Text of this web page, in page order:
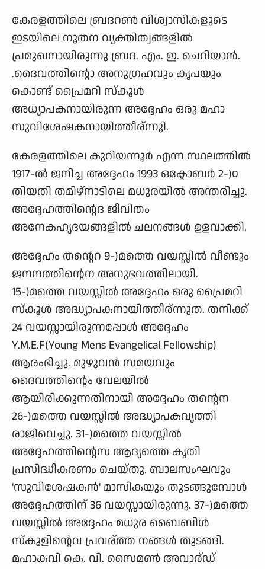
കേരളത്തിലെ ബ്രദറണ്‍ വിശ്വാസികളുടെ
ഇടയിലെ നൂതന വ്യക്തിത്വങ്ങളില്‍
പ്രമുഖനായിരുന്നു ബ്രദ. എം. ഇ. ചെറിയാന്‍.
.ദൈവത്തിന്റൊ അനുഗ്രഹവും കൃപയും
കൊണ്ട് പ്രൈമറി സ്കൂള്‍
അധ്യാപകനായിരുന്ന അദ്ദേഹം ഒരു മഹാ
സുവിശേഷകനായിത്തീര്ന്നുി.
കേരളത്തിലെ കുറിയന്നൂര്‍ എന്ന സ്ഥലത്തില്‍
1917-ല്‍ ജനിച്ച അദ്ദേഹം 1993 ഒക്ടോബര്‍ 2-)൦
തിയതി തമിഴ്നാടിലെ മധുരയില്‍ അന്തരിച്ചു.
അദ്ദേഹത്തിന്റെദ ജീവിതം
അനേകഹൃദയങ്ങളില്‍ ചലനങ്ങള്‍ ഉളവാക്കി.
അദ്ദേഹം തന്റെറ 9-)മത്തെ വയസ്സില്‍ വീണ്ടും
ജനനത്തിന്റെന അനുഭവത്തിലായി.
15-)മത്തെ വയസ്സില്‍ അദ്ദേഹം ഒരു പ്രൈമറി
സ്കൂള്‍ അദ്ധ്യാപകനായിത്തീര്ന്നുത. തനിക്ക്
24 വയസ്സായിരുന്നപ്പോള്‍ അദ്ദേഹം
Y.M.E.F(Young Mens Evangelical Fellowship)
ആരംഭിച്ചു. മുഴുവന്‍ സമയവും
ദൈവത്തിന്റെം വേലയില്‍
ആയിരിക്കുന്നതിനായി അദ്ദേഹം തന്റെന
26-)മത്തെ വയസ്സില്‍ അദ്ധ്യാപകവൃത്തി
രാജിവെച്ചു. 31-)മത്തെ വയസ്സില്‍
അദ്ദേഹത്തിന്റെസ ആദ്യത്തെ കൃതി
പ്രസിദ്ധീകരണം ചെയ്തു. ബാലസംഘവും
'സുവിശേഷകന്‍' മാസികയും തുടങ്ങുമ്പോള്‍
അദ്ദേഹത്തിന് 36 വയസ്സായിരുന്നു. 37-)മത്തെ
വയസ്സില്‍ അദ്ദേഹം മധുര ബൈബിള്‍
സ്കൂളിന്റെവ പ്രവര്ത്ത നങ്ങള്‍ തുടങ്ങി.
മഹാകവി കെ. വി. സൈമണ്‍ അവാര്ഡ് ‌